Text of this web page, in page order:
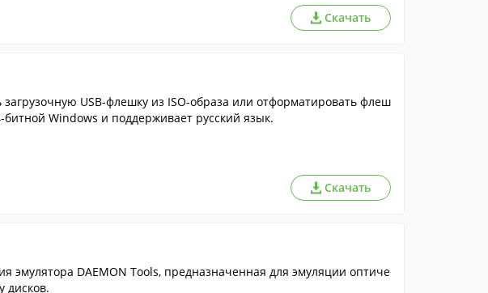
Скачать
USB-флешку из ISO-образа или отформатировать флеш
битной Windows и поддерживает русский язык.
Скачать
эмулятора DAEMON Tools, предназначенная для эмуляции оптиче
дисков.